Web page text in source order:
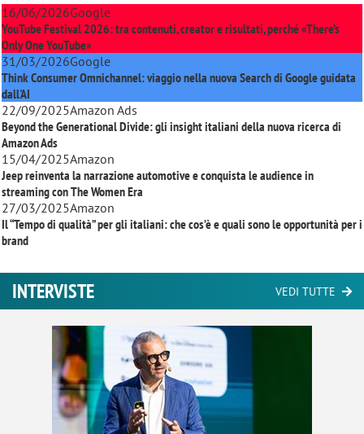
16/06/2026Google
YouTube Festival 2026: tra contenuti, creator e risultati, perché «There’s
Only One YouTube»
31/03/2026Google
Think Consumer Omnichannel: viaggio nella nuova Search di Google guidata
dall'AI
22/09/2025Amazon Ads
Beyond the Generational Divide: gli insight italiani della nuova ricerca di
Amazon Ads
15/04/2025Amazon
Jeep reinventa la narrazione automotive e conquista le audience in
streaming conThe Women Era
27/03/2025Amazon
Il “Tempo di qualità” per gli italiani: che cos’è e quali sono le opportunità per i
brand
INTERVISTE VEDI TUTTE